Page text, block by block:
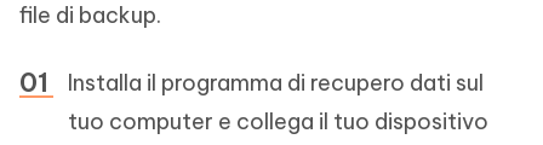
file di backup.
Installa il programma di recupero dati sul
tuo computer e collega il tuo dispositivo